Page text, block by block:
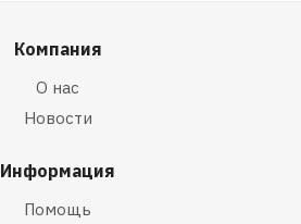
Компания
О нас
Новости
Информация
Помощь